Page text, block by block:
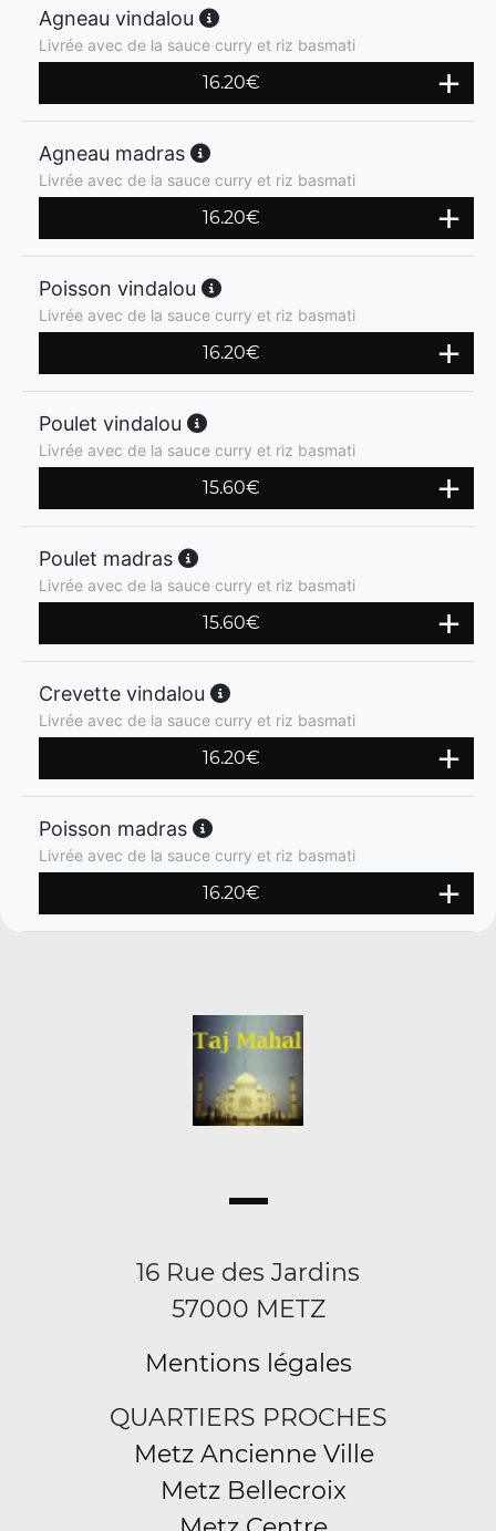
Agneau vindalou
Livrée avec de la sauce curry et riz basmati
16.20€
Agneau madras
Livrée avec de la sauce curry et riz basmati
16.20€
Poisson vindalou
Livrée avec de la sauce curry et riz basmati
16.20€
Poulet vindalou
Livrée avec de la sauce curry et riz basmati
15.60€
Poulet madras
Livrée avec de la sauce curry et riz basmati
15.60€
Crevette vindalou
Livrée avec de la sauce curry et riz basmati
16.20€
Poisson madras
Livrée avec de la sauce curry et riz basmati
16.20€
16 Rue des Jardins
57000 METZ
Mentions légales
QUARTIERS PROCHES
Metz Ancienne Ville
Metz Bellecroix